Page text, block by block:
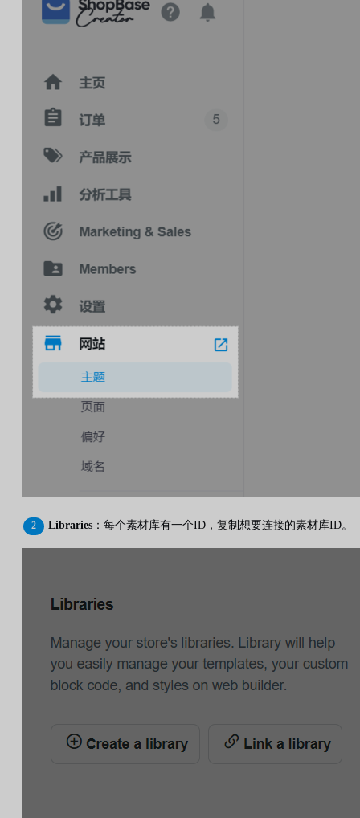
Libraries ：每个素材库有一个ID，复制想要连接的素材库ID。